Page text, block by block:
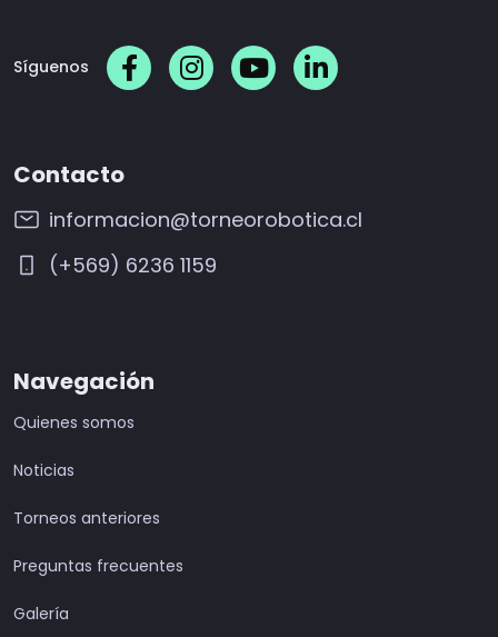
Síguenos
Contacto
informacion@torneorobotica.cl
(+569) 6236 1159
Navegación
Quienes somos
Noticias
Torneos anteriores
Preguntas frecuentes
Galería